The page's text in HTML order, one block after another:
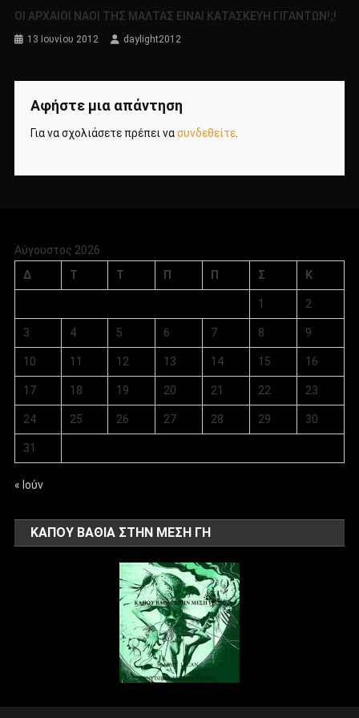
ΟΙ ΑΡΧΑΙΟΙ ΝΑΟΙ ΤΗΣ ΜΑΛΤΑΣ ΕΙΝΑΙ ΚΑΤΑΣΚΕΥΗ ΓΙΓΑΝΤΩΝ!;!
13 Ιουνίου 2012 daylight2012
Αφήστε μια απάντηση
Για να σχολιάσετε πρέπει νασυνδεθείτε.
Αύγουστος 2026
Δ
Τ Τ Π Π Σ Κ
1 2
3 4 5 6 7 8 9
10 11 12 13 14 15 16
17 18 19 20 21 22 23
24 25 26 27 28 29 30
31
« Ιούν
ΚΑΠΟΥ ΒΑΘΙΑ ΣΤΗΝ ΜΕΣΗ ΓΗ